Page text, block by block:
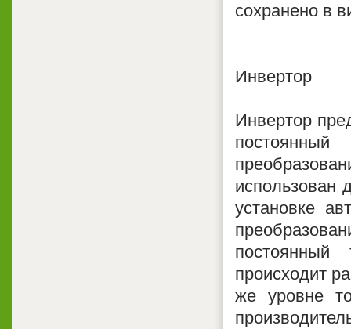
сохранено в
Инвертор
Инвертор
использован
установке
происходит
же уровне